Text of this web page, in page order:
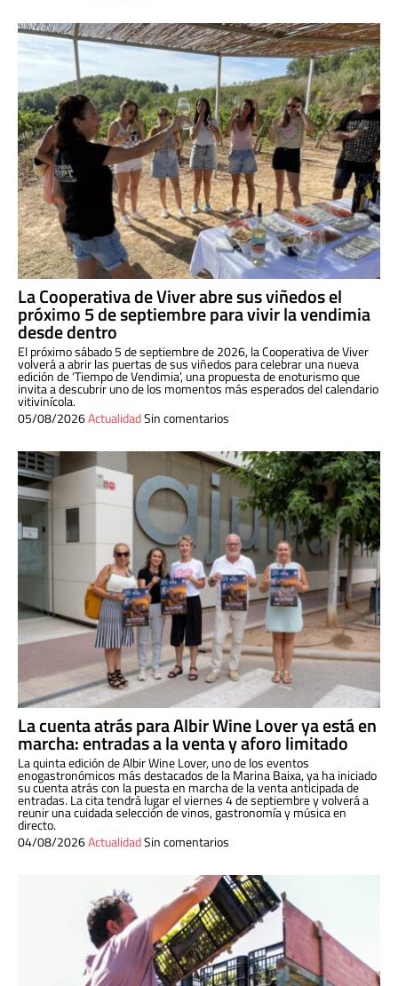
La Cooperativa de Viver abre sus viñedos el
próximo 5 de septiembre para vivir la vendimia
desde dentro
El próximo sábado 5 de septiembre de 2026, la Cooperativa de Viver
volverá a abrir las puertas de sus viñedos para celebrar una nueva
edición de ‘Tiempo de Vendimia’, una propuesta de enoturismo que
invita a descubrir uno de los momentos más esperados del calendario
vitivinícola.
05/08/2026ActualidadSin comentarios
La cuenta atrás para Albir Wine Lover ya está en
marcha: entradas a la venta y aforo limitado
La quinta edición de Albir Wine Lover, uno de los eventos
enogastronómicos más destacados de la Marina Baixa, ya ha iniciado
su cuenta atrás con la puesta en marcha de la venta anticipada de
entradas. La cita tendrá lugar el viernes 4 de septiembre y volverá a
reunir una cuidada selección de vinos, gastronomía y música en
directo.
04/08/2026ActualidadSin comentarios